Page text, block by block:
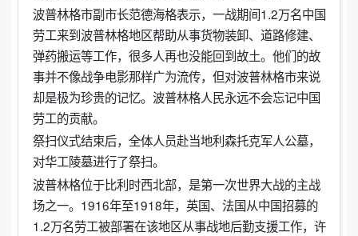
波普林格市副市长范德海格表示，一战期间1.2万名中国
劳工来到波普林格地区帮助从事货物装卸、道路修建、
弹药搬运等工作，很多人再也没能回到故土。他们的故
事并不像战争电影那样广为流传，但对波普林格市来说
却是极为珍贵的记忆。波普林格人民永远不会忘记中国
劳工的贡献。
祭扫仪式结束后，全体人员赴当地利森托克军人公墓，
对华工陵墓进行了祭扫。
波普林格位于比利时西北部，是第一次世界大战的主战
场之一。1916年至1918年，英国、法国从中国招募的
1.2万名劳工被部署在该地区从事战地后勤支援工作，许